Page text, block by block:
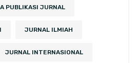
PUBLIKASI JURNAL
JURNAL ILMIAH
JURNAL INTERNASIONAL